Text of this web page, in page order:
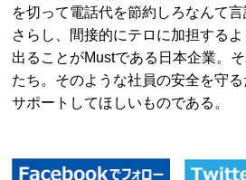
を切って電話代を節約しろなんて
さらし、間接的にテロに加担する
出ることがMustである日本企業。
たち。そのような社員の安全を守
サポートしてほしいものである。